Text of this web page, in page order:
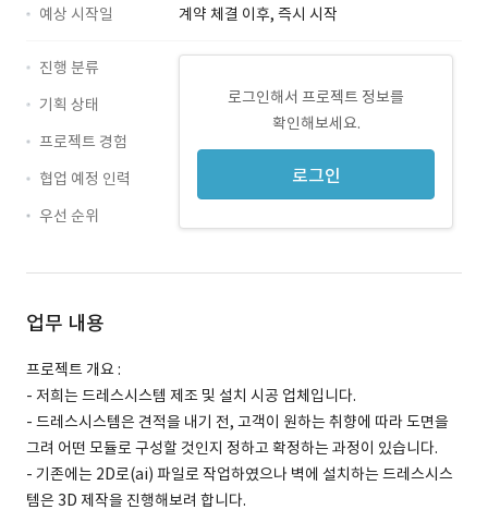
예상 시작일
계약 체결 이후, 즉시 시작
로그인해서 프로젝트 정보를
확인해보세요.
로그인
진행 분류
기획 상태
프로젝트 경험
협업 예정 인력
우선 순위
업무 내용
프로젝트 개요 :
- 저희는 드레스시스템 제조 및 설치 시공 업체입니다.
- 드레스시스템은 견적을 내기 전, 고객이 원하는 취향에 따라 도면을
그려 어떤 모듈로 구성할 것인지 정하고 확정하는 과정이 있습니다.
- 기존에는 2D로(ai) 파일로 작업하였으나 벽에 설치하는 드레스시스
템은 3D 제작을 진행해보려 합니다.